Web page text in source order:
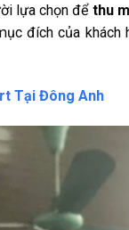
lựa chọn đểthu
đích của
Tại Đông Anh